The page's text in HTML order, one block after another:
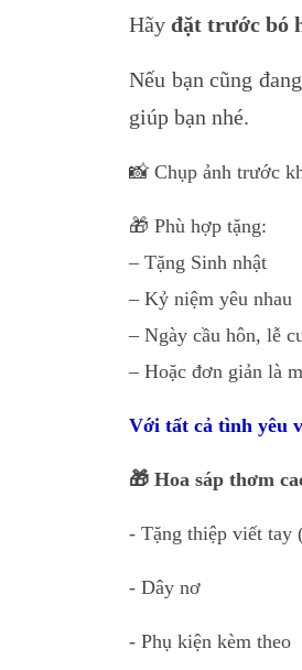
Hãy đặt trước bó
Nếu bạn cũng
giúp bạn nhé.
📸 Chụp ảnh trước
🎁 Phù hợp tặng:
– Tặng Sinh nhật
– Kỷ niệm yêu nhau
– Ngày cầu hôn, lễ
– Hoặc đơn giản là
Với tất cả tình yêu
🎁 Hoa sáp thơm
- Tặng thiệp viết tay
- Dây nơ
- Phụ kiện kèm theo